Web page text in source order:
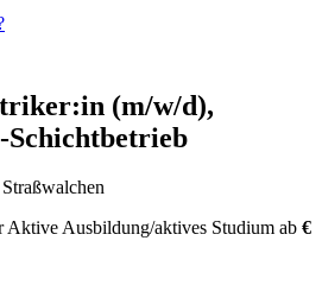
(m/w/d),
Straßwalchen
Aktive Ausbildung/aktives Studium ab €